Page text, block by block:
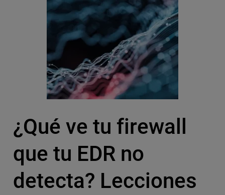
¿Qué ve tu firewall
que tu EDR no
detecta? Lecciones